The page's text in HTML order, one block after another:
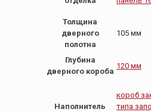
Толщина
дверного
полотна
105 мм
Глубина
дверного короба
120 мм
Наполнитель
короб
типа